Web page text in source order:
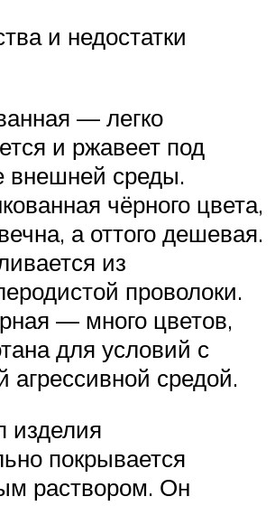
и недостатки
— легко
и ржавеет под
внешней среды.
чёрного цвета,
а оттого дешевая.
из
проволоки.
— много цветов,
для условий с
агрессивной средой.
изделия
покрывается
раствором. Он